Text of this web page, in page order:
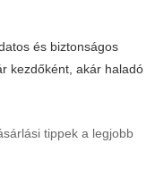
és biztonságos
kezdőként, akár haladó
tippek a legjobb